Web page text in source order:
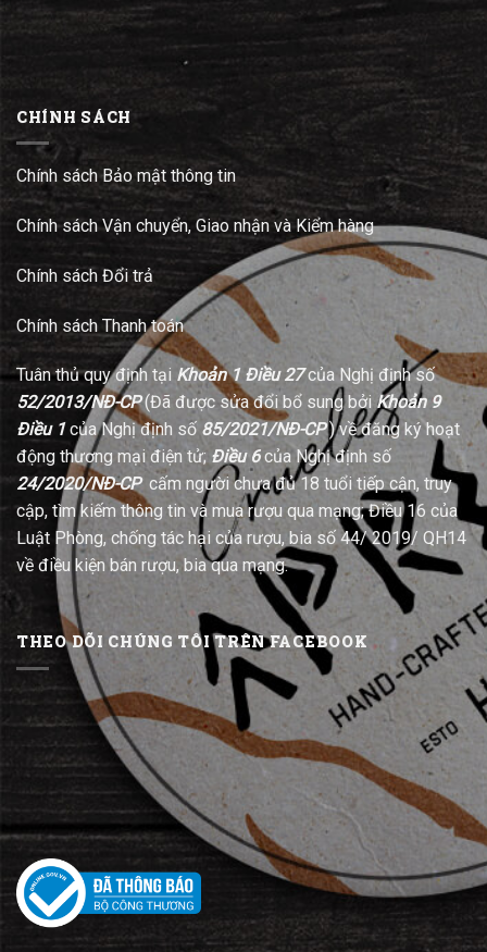
CHÍNH SÁCH
Chính sách Bảo mật thông tin
Chính sách Vận chuyển, Giao nhận và Kiểm hàng
Chính sách Đổi trả
Chính sách Thanh toán
Tuân thủ quy định tại Khoản 1 Điều 27của Nghị định số
52/2013/NĐ-CP(Đã được sửa đổi bổ sung bởi Khoản 9
Điều 1của Nghị định số 85/2021/NĐ-CP) về đăng ký hoạt
động thương mại điện tử; Điều 6của Nghị định số
24/2020/NĐ-CPcấm người chưa đủ 18 tuổi tiếp cận, truy
cập, tìm kiếm thông tin và mua rượu qua mạng; Điều 16 của
Luật Phòng, chống tác hại của rượu, bia số 44/ 2019/ QH14
về điều kiện bán rượu, bia qua mạng.
THEO DÕI CHÚNG TÔI TRÊN FACEBOOK